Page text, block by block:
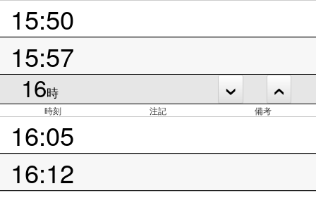
15:50
15:57
16時
時刻 注記 備考
16:05
16:12